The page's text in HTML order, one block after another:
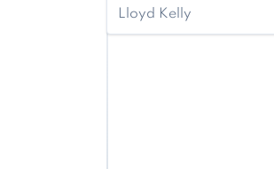
Lloyd Kelly